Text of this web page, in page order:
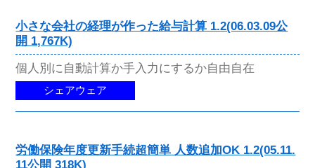
小さな会社の経理が作った給与計算 1.2(06.03.09公
開 1,767K)
個人別に自動計算か手入力にするか自由自在
シェアウェア
労働保険年度更新手続超簡単 人数追加OK 1.2(05.11.
11公開 318K)